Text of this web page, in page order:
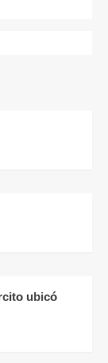
ubicó